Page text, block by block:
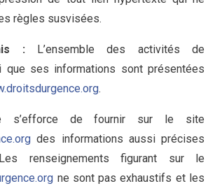
règles susvisées.
: L’ensemble des activités de
que ses informations sont présentées
.
s’efforce de fournir sur le site
des informations aussi précises
renseignements figurant sur le
ne sont pas exhaustifs et les